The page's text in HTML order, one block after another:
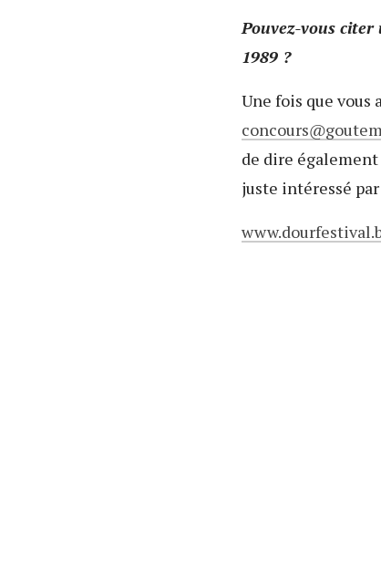
Pouvez-vous
1989 ?
Une fois que vous
concours
de dire
juste intéressé